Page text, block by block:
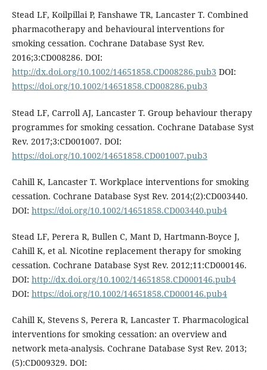
Stead LF, Koilpillai P, Fanshawe TR, Lancaster T. Combined
pharmacotherapy and behavioural interventions for
smoking cessation. Cochrane Database Syst Rev.
2016;3:CD008286. DOI:
http://dx.doi.org/10.1002/14651858.CD008286.pub3 DOI:
https://doi.org/10.1002/14651858.CD008286.pub3
Stead LF, Carroll AJ, Lancaster T. Group behaviour therapy
programmes for smoking cessation. Cochrane Database Syst
Rev. 2017;3:CD001007. DOI:
https://doi.org/10.1002/14651858.CD001007.pub3
Cahill K, Lancaster T. Workplace interventions for smoking
cessation. Cochrane Database Syst Rev. 2014;(2):CD003440.
DOI: https://doi.org/10.1002/14651858.CD003440.pub4
Stead LF, Perera R, Bullen C, Mant D, Hartmann-Boyce J,
Cahill K, et al. Nicotine replacement therapy for smoking
cessation. Cochrane Database Syst Rev. 2012;11:CD000146.
DOI: http://dx.doi.org/10.1002/14651858.CD000146.pub4
DOI: https://doi.org/10.1002/14651858.CD000146.pub4
Cahill K, Stevens S, Perera R, Lancaster T. Pharmacological
interventions for smoking cessation: an overview and
network meta-analysis. Cochrane Database Syst Rev. 2013;
(5):CD009329. DOI: